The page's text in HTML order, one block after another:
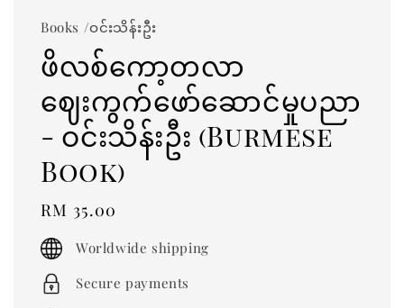
Books /ဝင်းသိန်းဦး
ဖိလစ်ကော့တလာ
ဈေးကွက်ဖော်ဆောင်မှုပညာ
- ဝင်းသိန်းဦး (Burmese
Book)
Regular
price
RM 35.00
Worldwide shipping
Secure payments